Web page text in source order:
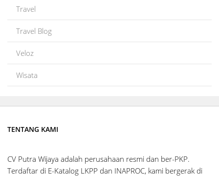
Travel
Travel Blog
Veloz
Wisata
TENTANG KAMI
CV Putra Wijaya adalah perusahaan resmi dan ber-PKP.
Terdaftar di E-Katalog LKPP dan INAPROC, kami bergerak di